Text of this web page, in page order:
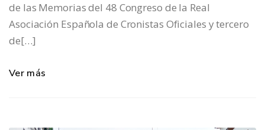
de las Memorias del 48 Congreso de la Real
Asociación Española de Cronistas Oficiales y tercero
de[…]
Ver más